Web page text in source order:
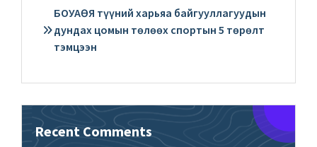
БОУАӨЯ түүний харьяа байгууллагуудын
дундах цомын төлөөх спортын 5 төрөлт
тэмцээн
Recent Comments